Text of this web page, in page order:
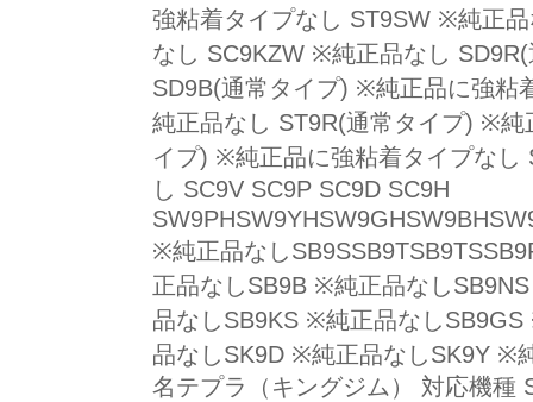
強粘着タイプなし ST9SW ※純正
なし SC9KZW ※純正品なし
SD9B(通常タイプ) ※純正品に強
純正品なし ST9R(通常タイプ) ※
イプ) ※純正品に強粘着タイプな
し SC9V SC9P SC9D SC9H
※純正品なし
正品なしSB9B ※純正品なし
品なしSB9KS ※純正品なし
品なしSK9D ※純正品なしSK9Y ※
名テプラ（キングジム） 対応機種